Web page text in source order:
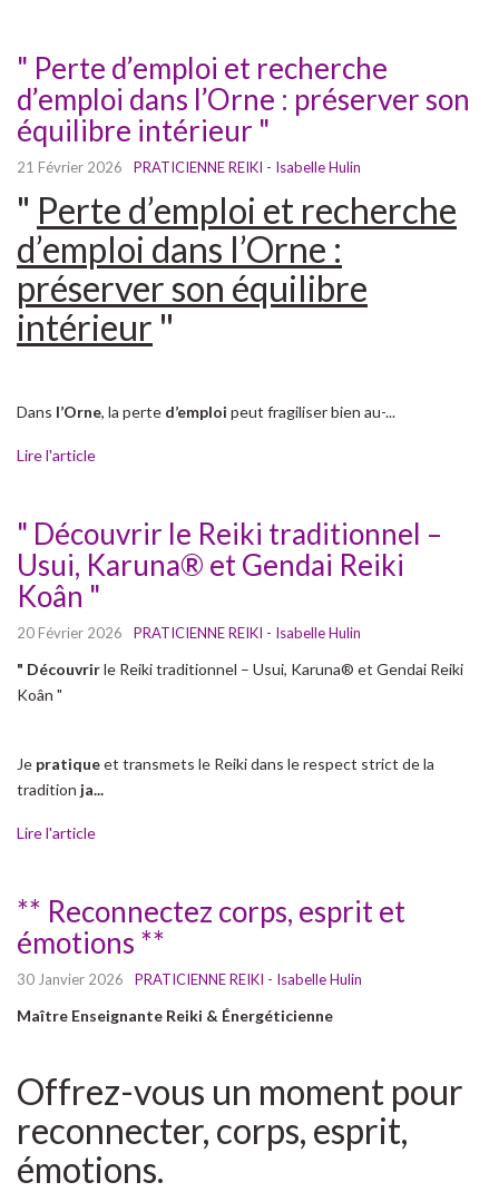
" Perte d’emploi et recherche
d’emploi dans l’Orne : préserver son
équilibre intérieur "
21 Février 2026 PRATICIENNE REIKI - Isabelle Hulin
" Perte d’emploi et recherche
d’emploi dans l’Orne :
préserver son équilibre
intérieur "
Dans l’Orne, la perte d’emploi peut fragiliser bien au-...
Lire l'article
" Découvrir le Reiki traditionnel –
Usui, Karuna® et Gendai Reiki
Koân "
20 Février 2026 PRATICIENNE REIKI - Isabelle Hulin
" Découvrirle Reiki traditionnel – Usui, Karuna® et Gendai Reiki
Koân "
Je pratiqueet transmets le Reiki dans le respect strict de la
tradition ja...
Lire l'article
** Reconnectez corps, esprit et
émotions **
30 Janvier 2026 PRATICIENNE REIKI - Isabelle Hulin
Maître Enseignante Reiki & Énergéticienne
Offrez-vous un moment pour
reconnecter, corps, esprit,
émotions.